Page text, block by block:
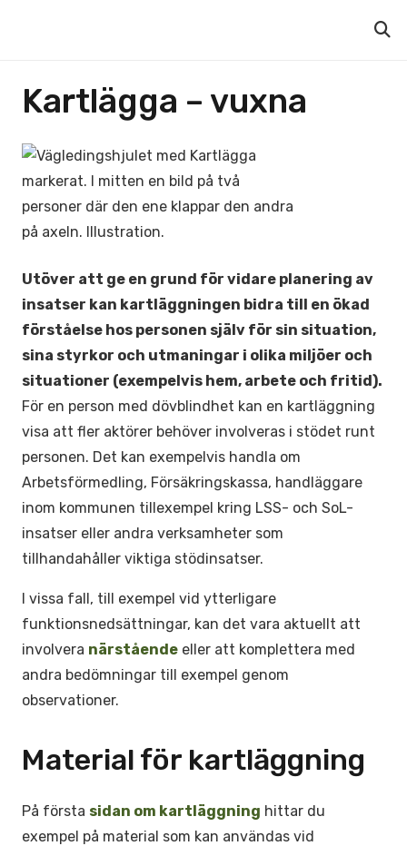
Kartlägga – vuxna
Utöver att ge en grund för vidare planering av
insatser kan kartläggningen bidra till en ökad
förståelse hos personen själv för sin situation,
sina styrkor och utmaningar i olika miljöer och
situationer (exempelvis hem, arbete och fritid).
För en person med dövblindhet kan en kartläggning
visa att fler aktörer behöver involveras i stödet runt
personen. Det kan exempelvis handla om
Arbetsförmedling, Försäkringskassa, handläggare
inom kommunen tillexempel kring LSS- och SoL-
insatser eller andra verksamheter som
tillhandahåller viktiga stödinsatser.
I vissa fall, till exempel vid ytterligare
funktionsnedsättningar, kan det vara aktuellt att
involvera närstående eller att komplettera med
andra bedömningar till exempel genom
observationer.
Material för kartläggning
På första sidan om kartläggning hittar du
exempel på material som kan användas vid